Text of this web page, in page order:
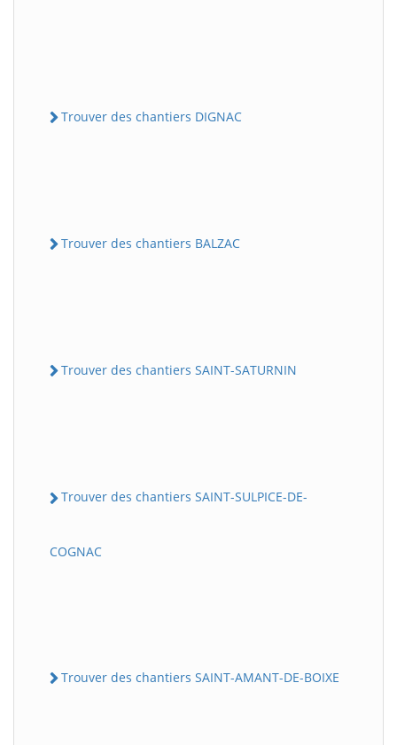
Trouver des chantiers DIGNAC
Trouver des chantiers BALZAC
Trouver des chantiers SAINT-SATURNIN
Trouver des chantiers SAINT-SULPICE-DE-
COGNAC
Trouver des chantiers SAINT-AMANT-DE-BOIXE